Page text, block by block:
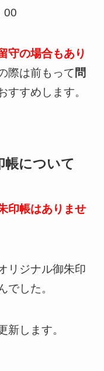
00
守の場合もあり
際は前もって 問
すすめします。
帳について
印帳はありませ
リジナル御朱印
でした。
新します。